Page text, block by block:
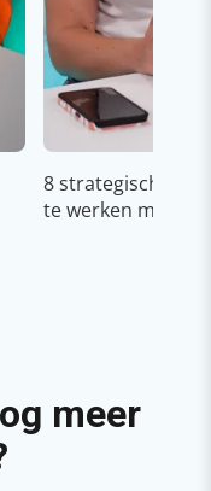
8 strategische
te werken met
meer